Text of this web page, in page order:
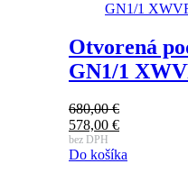
Otvorená
GN1/1
680,00€
Pôvodná
cena
bola:
578,00 €
Aktuálna
cena
bez DPH
Do košíka